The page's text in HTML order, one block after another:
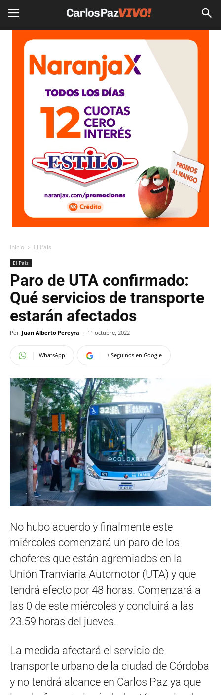
Inicio El Pais
El Pais
Paro de UTA confirmado:
Qué servicios de transporte
estarán afectados
Por Juan Alberto Pereyra - 11 octubre, 2022
WhatsApp + Seguinos en Google
No hubo acuerdo y finalmente este
miércoles comenzará un paro de los
choferes que están agremiados en la
Unión Tranviaria Automotor (UTA) y que
tendrá efecto por 48 horas. Comenzará a
las 0 de este miércoles y concluirá a las
23.59 horas del jueves.
La medida afectará el servicio de
transporte urbano de la ciudad de Córdoba
y no tendrá alcance en Carlos Paz ya que